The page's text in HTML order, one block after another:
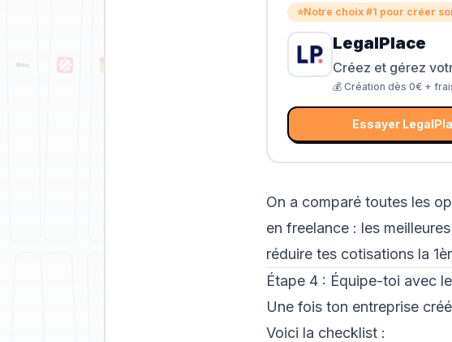
⭐Notre choix #1 pour créer
LegalPlace
Créez et gérez
💰 Création dès 0€ +
Essayer
On a comparé toutes les
en freelance : les
réduire tes cotisations la
Étape 4 : Équipe-toi avec
Une fois ton entreprise
Voici la checklist :